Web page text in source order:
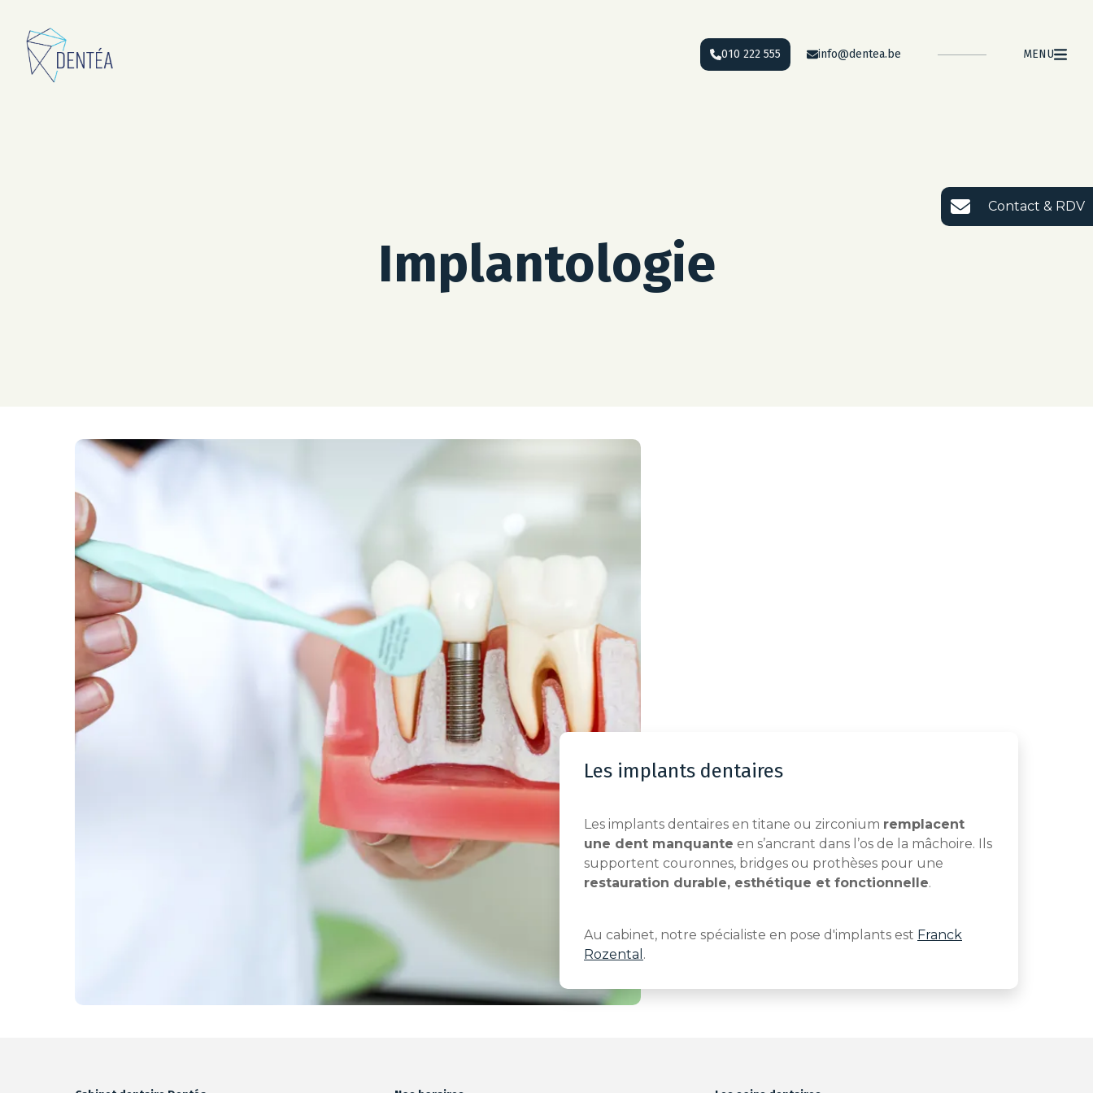
010 222 555 info@dentea.be MENU
Implantologie
Contact & RDV
Les implants dentaires
Les implants dentaires en titane ou zirconium remplacent
une dent manquante en s’ancrant dans l’os de la mâchoire. Ils
supportent couronnes, bridges ou prothèses pour une
restauration durable, esthétique et fonctionnelle.
Au cabinet, notre spécialiste en pose d'implants est Franck
Rozental .